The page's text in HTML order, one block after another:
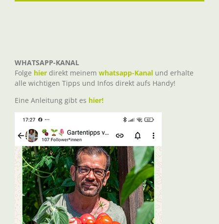
WHATSAPP-KANAL
Folge hier direkt meinem whatsapp-Kanal und erhalte
alle wichtigen Tipps und Infos direkt aufs Handy!
Eine Anleitung gibt es hier!